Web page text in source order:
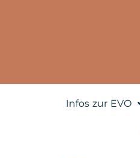
Infos zur EVO